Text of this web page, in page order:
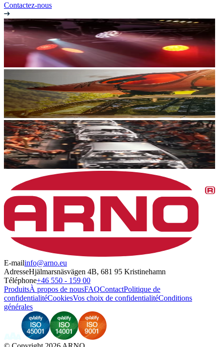
Contactez-nous
E-mailinfo@arno.eu
AdresseHjälmarsnäsvägen 4B, 681 95 Kristinehamn
Téléphone+46 550 - 159 00
ProduitsÀ propos de nousFAQContactPolitique de
confidentialitéCookiesVos choix de confidentialitéConditions
générales